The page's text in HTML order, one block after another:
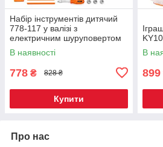
Набір інструментів дитячий
778-117 у валізі з
електричним шуруповертом
В наявності
778 ₴ 828 ₴
Купити
В
899
Про нас